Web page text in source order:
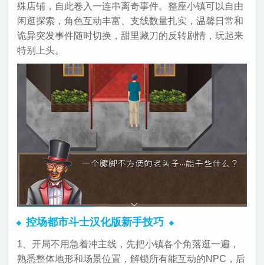
殊店铺，自此卷入一连串离奇事件。整座小镇可以自由
闲逛探索，角色互动丰富、支线数量扎实，温馨日常和
诡异突发事件随时切换，甜里藏刀的反转剧情，玩起来
特别上头。
控场都市斗士汉化版新手技巧
1、开局不用急着冲主线，先把小镇各个角落逛一遍，
熟悉整体地形和场景位置，解锁所有能互动的NPC，后